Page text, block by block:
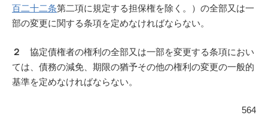
百二十二条第二項に規定する担保権を除く。）の全部又は一
部の変更に関する条項を定めなければならない。
２
協定債権者の権利の全部又は一部を変更する条項におい
ては、債務の減免、期限の猶予その他の権利の変更の一般的
基準を定めなければならない。
564